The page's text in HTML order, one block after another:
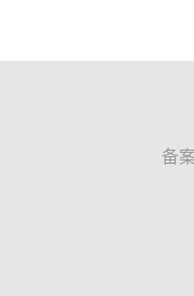
备